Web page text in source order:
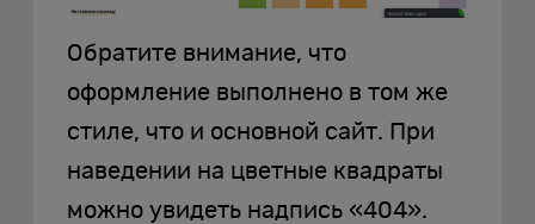
Обратите внимание, что
оформление выполнено в том же
стиле, что и основной сайт. При
наведении на цветные квадраты
можно увидеть надпись «404».